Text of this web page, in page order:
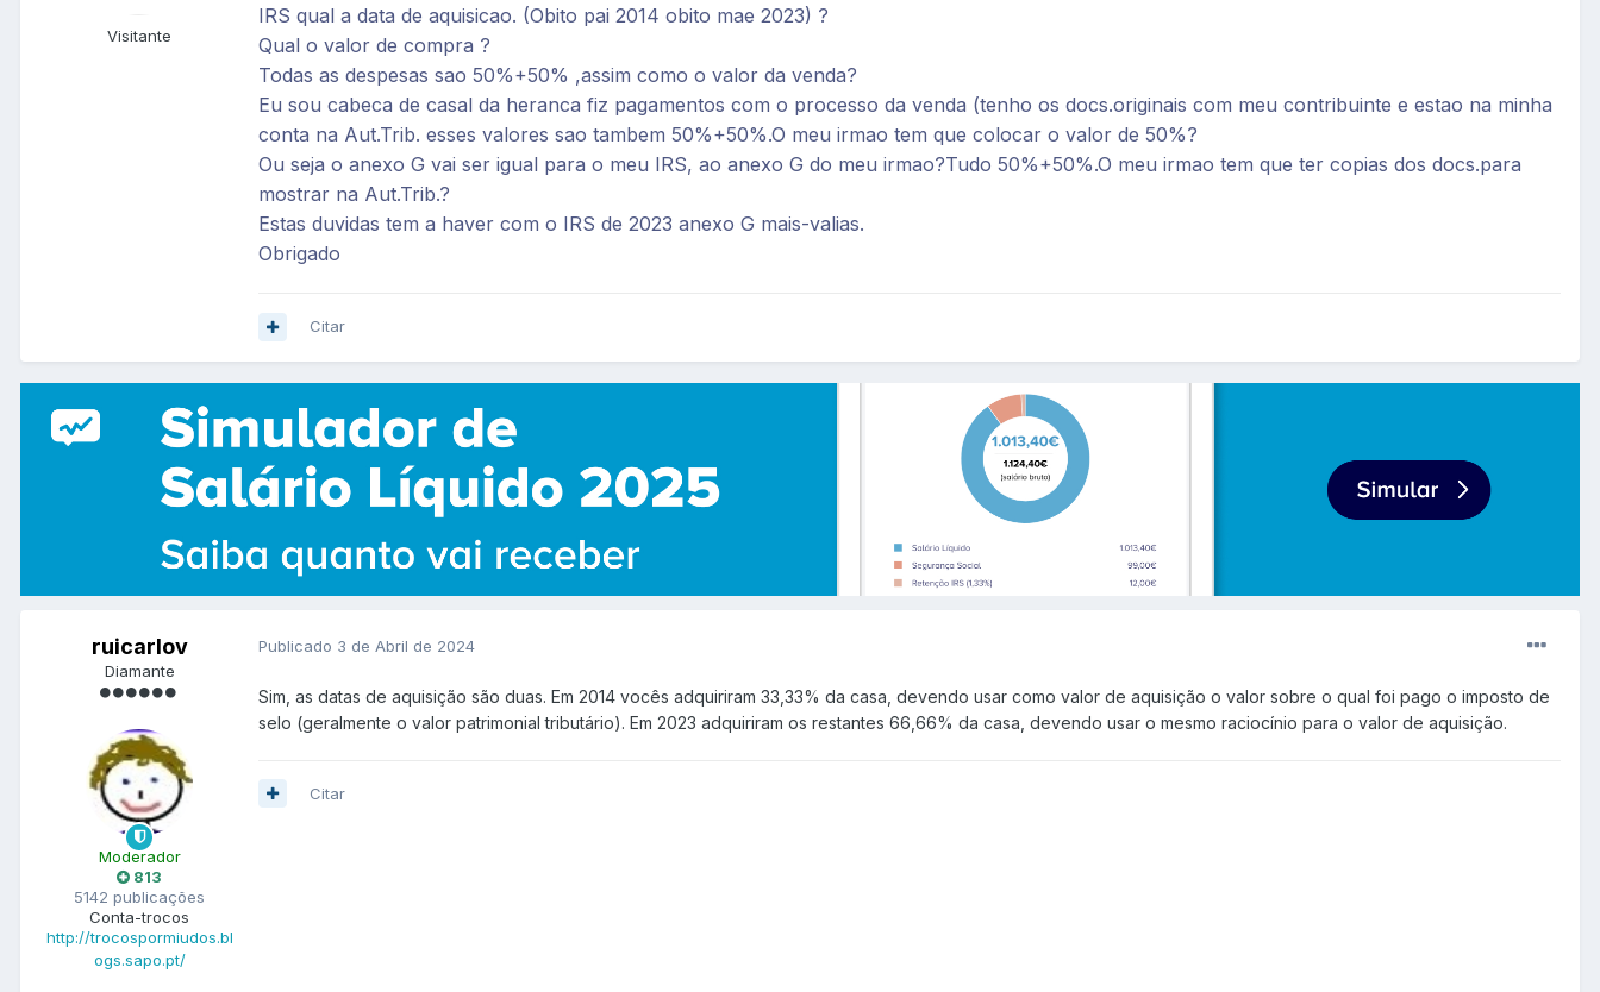
Visitante
IRS qual a data de aquisicao. (Obito pai 2014 obito mae 2023) ?
Qual o valor de compra ?
Todas as despesas sao 50%+50% ,assim como o valor da venda?
Eu sou cabeca de casal da heranca fiz pagamentos com o processo da venda (tenho os docs.originais com meu contribuinte e estao na minha
conta na Aut.Trib. esses valores sao tambem 50%+50%.O meu irmao tem que colocar o valor de 50%?
Ou seja o anexo G vai ser igual para o meu IRS, ao anexo G do meu irmao?Tudo 50%+50%.O meu irmao tem que ter copias dos docs.para
mostrar na Aut.Trib.?
Estas duvidas tem a haver com o IRS de 2023 anexo G mais-valias.
Obrigado
Citar
ruicarlov
Diamante
Moderador
813
5142 publicações
Conta-trocos
http://trocospormiudos.bl
ogs.sapo.pt/
Publicado 3 de Abril de 2024
Sim, as datas de aquisição são duas. Em 2014 vocês adquiriram 33,33% da casa, devendo usar como valor de aquisição o valor sobre o qual foi pago o imposto de
selo (geralmente o valor patrimonial tributário). Em 2023 adquiriram os restantes 66,66% da casa, devendo usar o mesmo raciocínio para o valor de aquisição.
Citar